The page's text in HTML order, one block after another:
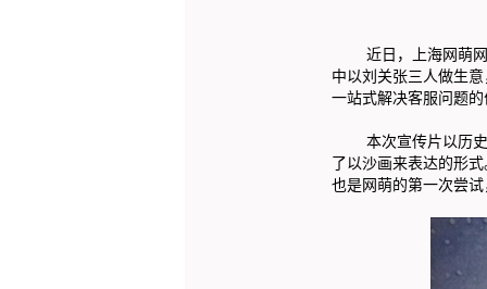
近日，上海网萌网
中以刘关张三人做生
一站式解决客服问题的
本次宣传片以历史
了以沙画来表达的形
也是网萌的第一次尝